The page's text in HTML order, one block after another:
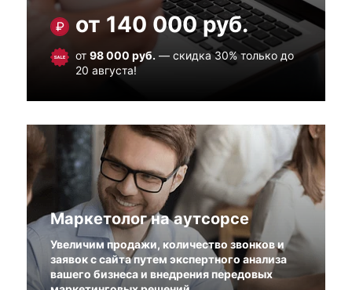
от 140 000 руб.
от 98 000 руб. — скидка 30% только до
20 августа!
Маркетолог на аутсорсе
Увеличим продажи, количество звонков и
заявок с сайта путем экспертного анализа
вашего бизнеса и внедрения передовых